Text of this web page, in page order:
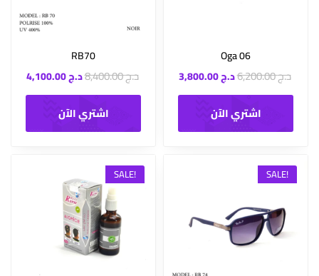
RB70
د.ج4,100.00 د.ج8,400.00
اشتري الآن
Oga 06
د.ج3,800.00 د.ج6,200.00
اشتري الآن
SALE! SALE!